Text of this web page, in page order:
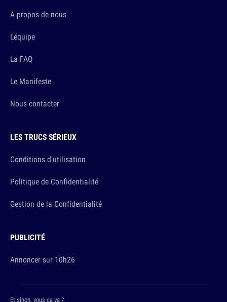
A propos de nous
L'équipe
La FAQ
Le Manifeste
Nous contacter
LES TRUCS SÉRIEUX
Conditions d'utilisation
Politique de Confidentialité
Gestion de la Confidentialité
PUBLICITÉ
Annoncer sur 10h26
Et sinon, vous ça va ?